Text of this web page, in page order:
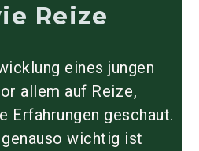
Reize
eines jungen
allem auf Reize,
Erfahrungen geschaut.
wichtig ist